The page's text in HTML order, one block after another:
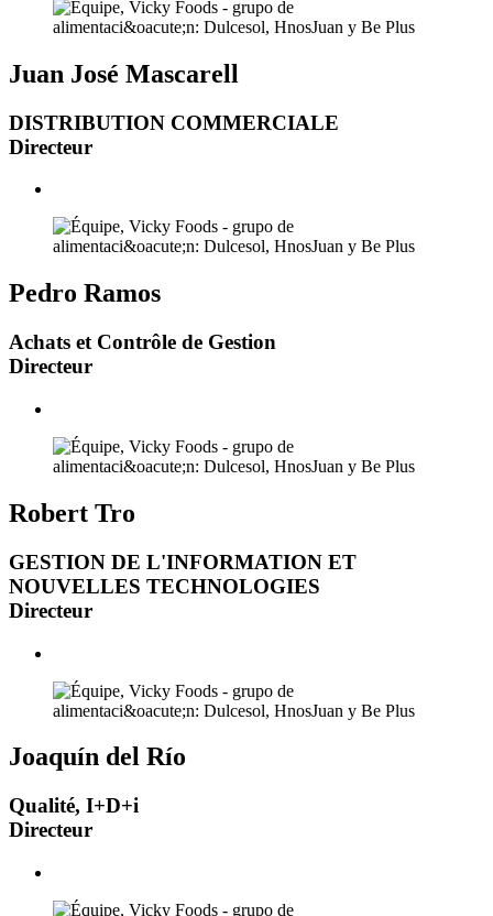
Juan José Mascarell
DISTRIBUTION COMMERCIALE
Directeur
Pedro Ramos
Achats et Contrôle de Gestion
Directeur
Robert Tro
GESTION DE L'INFORMATION ET
NOUVELLES TECHNOLOGIES
Directeur
Joaquín del Río
Qualité, I+D+i
Directeur